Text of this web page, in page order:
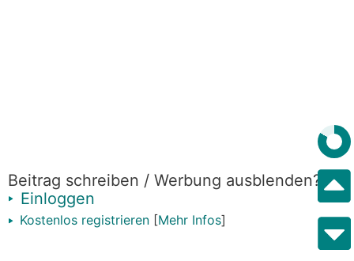
Beitrag schreiben / Werbung ausblenden?
Einloggen
Kostenlos registrieren [Mehr Infos]